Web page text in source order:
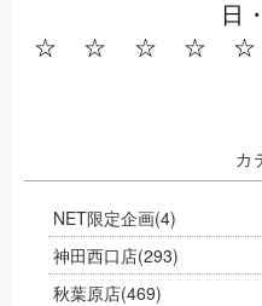
日
☆ ☆ ☆ ☆
カ
NET限定企画(4)
神田西口店(293)
秋葉原店(469)